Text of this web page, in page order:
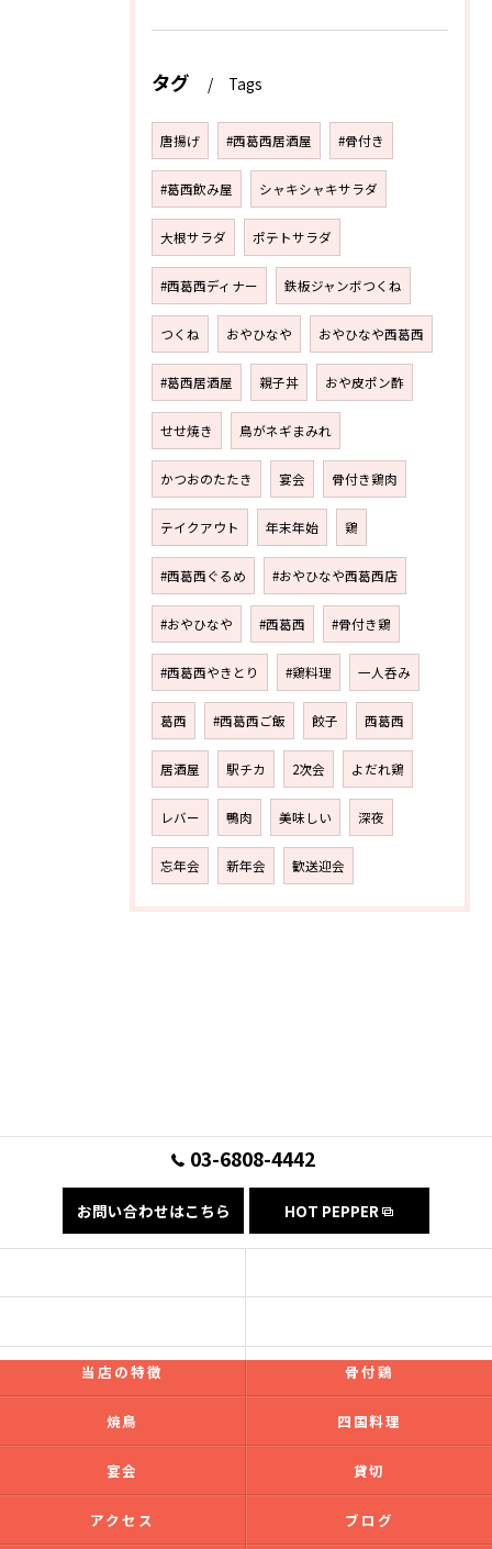
タグ Tags
唐揚げ #西葛西居酒屋 #骨付き
#葛西飲み屋 シャキシャキサラダ
大根サラダ ポテトサラダ
#西葛西ディナー 鉄板ジャンボつくね
つくね おやひなや おやひなや西葛西
#葛西居酒屋 親子丼 おや皮ポン酢
せせ焼き 鳥がネギまみれ
かつおのたたき 宴会 骨付き鶏肉
テイクアウト 年末年始 鶏
#西葛西ぐるめ #おやひなや西葛西店
#おやひなや #西葛西 #骨付き鶏
#西葛西やきとり #鶏料理 一人呑み
葛西 #西葛西ご飯 餃子 西葛西
居酒屋 駅チカ 2次会 よだれ鶏
レバー 鴨肉 美味しい 深夜
忘年会 新年会 歓送迎会
03-6808-4442
お問い合わせはこちら HOT PEPPER
当店の特徴 骨付鶏
焼鳥 四国料理
宴会 貸切
アクセス ブログ